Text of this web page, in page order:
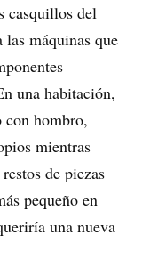
casquillos del
máquinas que
una habitación,
con hombro,
mientras
de piezas
pequeño en
una nueva